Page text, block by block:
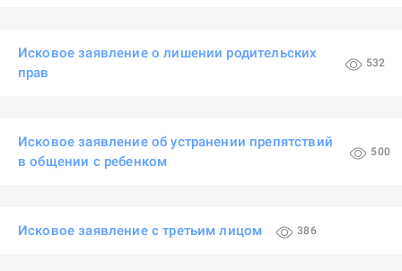
Исковое заявление о лишении родительских
прав
532
Исковое заявление об устранении препятствий
в общении с ребенком
500
Исковое заявление с третьим лицом 386